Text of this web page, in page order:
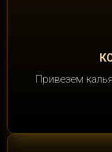
Привезем